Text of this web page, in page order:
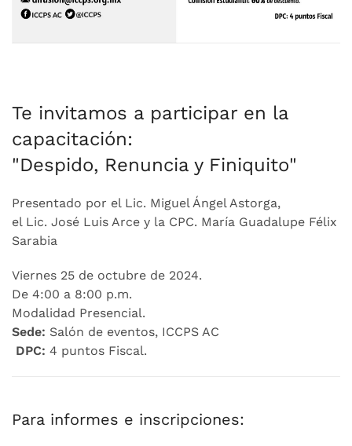
Te invitamos a participar en la
capacitación:
"Despido, Renuncia y Finiquito"
Presentado por el Lic. Miguel Ángel Astorga,
el Lic. José Luis Arce y la CPC. María Guadalupe Félix
Sarabia
Viernes 25 de octubre de 2024.
De 4:00 a 8:00 p.m.
Modalidad Presencial.
Sede: Salón de eventos, ICCPS AC
DPC: 4 puntos Fiscal.
Para informes e inscripciones: